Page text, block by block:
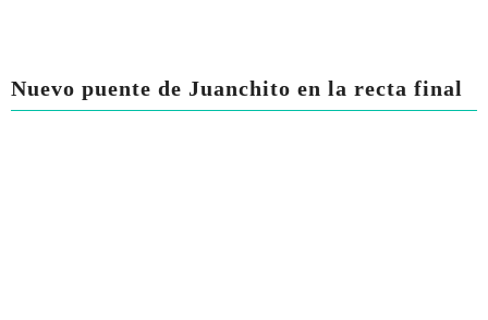
Nuevo puente de Juanchito en la recta final